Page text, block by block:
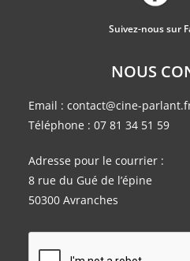
Suivez-nous sur
NOUS
Email : contact@cine-
Téléphone : 07 81 34 51 59
Adresse pour le courrier :
8 rue du Gué de l’épine
50300 Avranches